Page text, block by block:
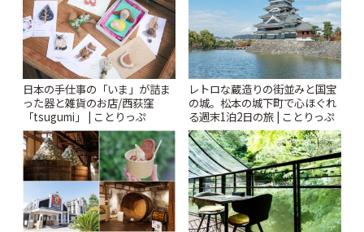
日本の手仕事の「いま」が詰ま
った器と雑貨のお店/西荻窪
「tsugumi」 | ことりっぷ
レトロな蔵造りの街並みと国宝
の城。松本の城下町で心ほぐれ
る週末1泊2日の旅 | ことりっぷ